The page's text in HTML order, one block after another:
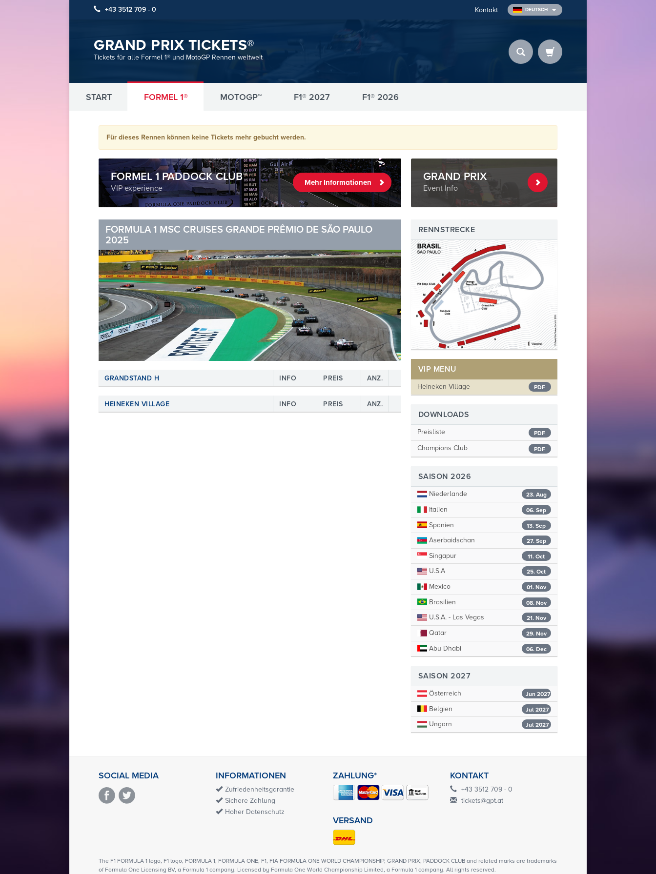
+43 3512 709 - 0 Kontakt DEUTSCH
GRAND PRIX TICKETS®
Tickets für alle Formel 1® und MotoGP Rennen weltweit
START FORMEL 1® MOTOGP™ F1® 2027 F1® 2026
Für dieses Rennen können keine Tickets mehr gebucht werden.
FORMEL 1 PADDOCK CLUB™
VIP experience
Mehr Informationen GRAND PRIX
Event Info
FORMULA 1 MSC CRUISES GRANDE PRÊMIO DE SÃO PAULO
2025
GRANDSTAND H INFO PREIS ANZ.
HEINEKEN VILLAGE INFO PREIS ANZ.
RENNSTRECKE
VIP MENU
Heineken Village PDF
DOWNLOADS
Preisliste PDF
Champions Club PDF
SAISON 2026
23. Aug
Niederlande
06. Sep
Italien
13. Sep
Spanien
27. Sep
Aserbaidschan
11. Oct
Singapur
25. Oct
U.S.A
01. Nov
Mexico
08. Nov
Brasilien
21. Nov
U.S.A. - Las Vegas
29. Nov
Qatar
06. Dec
Abu Dhabi
SAISON 2027
Jun 2027
Österreich
Jul 2027
Belgien
Jul 2027
Ungarn
SOCIAL MEDIA INFORMATIONEN
Zufriedenheitsgarantie
Sichere Zahlung
Hoher Datenschutz
ZAHLUNG*
VERSAND
KONTAKT
+43 3512 709 - 0
tickets@gpt.at
The F1 FORMULA 1 logo, F1 logo, FORMULA 1, FORMULA ONE, F1, FIA FORMULA ONE WORLD CHAMPIONSHIP, GRAND PRIX, PADDOCK CLUB and related marks are trademarks
of Formula One Licensing BV, a Formula 1 company. Licensed by Formula One World Championship Limited, a Formula 1 company. All rights reserved.